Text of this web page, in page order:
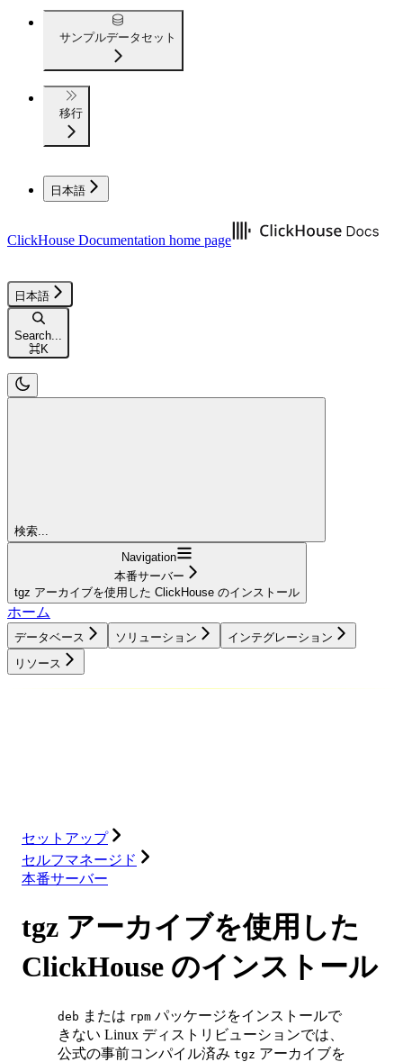
サンプルデータセット
移行
日本語
ClickHouse Documentation home page
日本語
Search...
⌘K
検索...
Navigation
本番サーバー
tgz アーカイブを使用した ClickHouse のインストール
ホーム
データベース ソリューション
インテグレーション
リソース
セットアップ
セルフマネージド
本番サーバー
tgz アーカイブを使用した
ClickHouse のインストール
deb または rpm パッケージをインストールで
きない Linux ディストリビューションでは、
公式の事前コンパイル済み tgz アーカイブを